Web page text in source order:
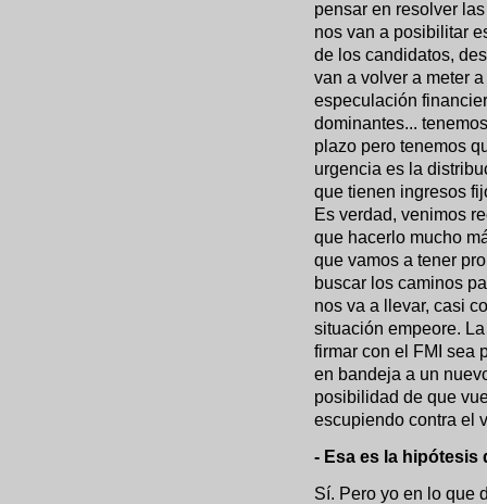
pensar en resolver
nos van a posibilitar
de los candidatos,
van a volver a meter
especulación
dominantes...
plazo pero tenemos
urgencia es la
que tienen ingresos
Es verdad, venimos
que hacerlo mucho
que vamos a tener
buscar los caminos
nos va a llevar, casi
situación empeore.
firmar con el FMI sea
en bandeja a un
posibilidad de que
escupiendo contra el
- Esa es la hipótesis
Sí. Pero yo en lo que